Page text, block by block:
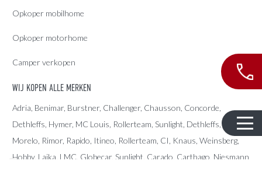
Opkoper mobilhome
Opkoper motorhome
Camper verkopen
WIJ KOPEN ALLE MERKEN
Adria , Benimar, Burstner, Challenger, Chausson, Concorde,
Dethleffs Hymer, MC Louis , Rollerteam, Sunlight, Dethleffs,
Morelo, Rimor, Rapido, Itineo, Rollerteam, CI, Knaus, Weinsberg,
Hobby, Laika, LMC, Globecar, Sunlight, Carado, Carthago, Niesmann